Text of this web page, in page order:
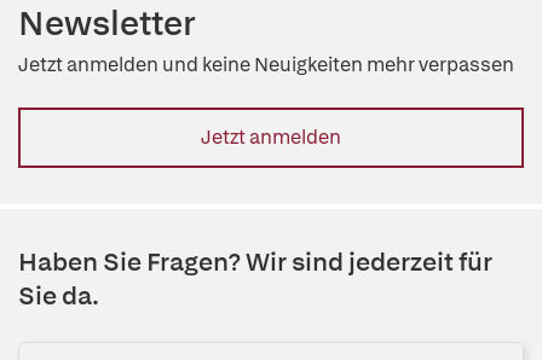
Newsletter
Jetzt anmelden und keine Neuigkeiten mehr verpassen
Jetzt anmelden
Haben Sie Fragen? Wir sind jederzeit für
Sie da.